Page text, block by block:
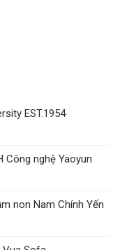
EST.1954
Công nghệ Yaoyun
non Nam Chính Yến